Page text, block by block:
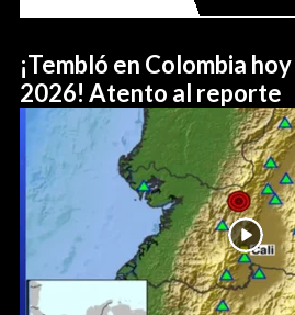
¡Tembló en Colombia
2026! Atento al reporte